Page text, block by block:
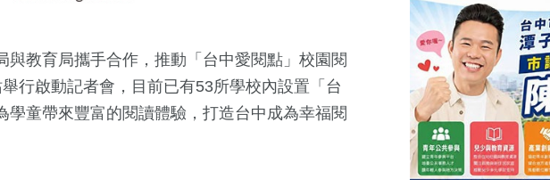
教育局攜手合作，推動「台中愛閱點」校園閱
行啟動記者會，目前已有53所學校內設置「台
童帶來豐富的閱讀體驗，打造台中成為幸福閱